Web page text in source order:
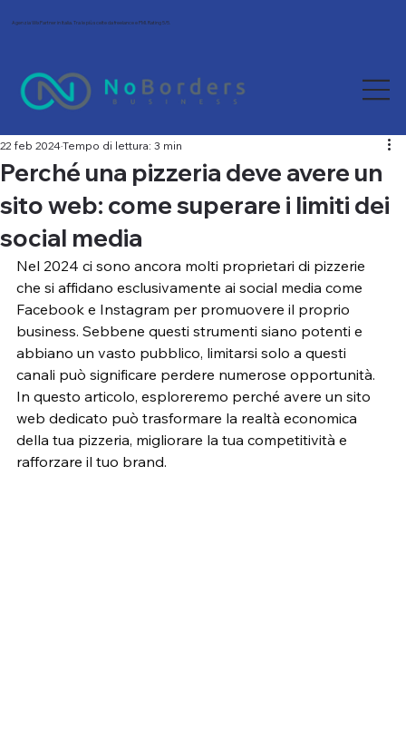
Agenzia Wix Partner in Italia. Tra le più scelte da freelance e PMI. Rating 5/5.
Perché una pizzeria deve avere un
sito web: come superare i limiti dei
social media
22 feb 2024Tempo di lettura: 3 min
Nel 2024 ci sono ancora molti proprietari di pizzerie
che si affidano esclusivamente ai social media come
Facebook e Instagram per promuovere il proprio
business. Sebbene questi strumenti siano potenti e
abbiano un vasto pubblico, limitarsi solo a questi
canali può significare perdere numerose opportunità.
In questo articolo, esploreremo perché avere un sito
web dedicato può trasformare la realtà economica
della tua pizzeria, migliorare la tua competitività e
rafforzare il tuo brand.